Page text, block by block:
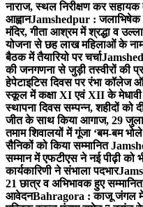
नाराज, स्थल निरीक्षण कर
आह्वानJamshedpur : जलाभिषेक
मंदिर, गीता आश्रम में श्रद्धा व
योजना से छह लाख महिलाओं के नाम
बैठक में तैयारियो पर चर्चा
की जनगणना से जुड़ी तस्वीरों की
हेपेटाइटिस दिवस पर रंभा कॉलेज
स्कूल में कक्षा XI एवं XII के मेधावी
स्थापना दिवस सम्पन्न, शहीदों को
जीत के साथ किया आगाज, 29
तमाम शिवालयों में गूंजा ‘बम-बम
सैनिकों को किया सम्मानित
सम्मान में एफटीएस ने नई पीढ़ी को
कार्यकारिणी ने संभाला पदभार
21 छात्र व अभिभावक हुए सम्मानित
आवेदनBahragora : काजू जंगल में